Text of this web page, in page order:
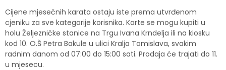
Cijene mjesečnih karata ostaju iste prema utvrđenom
cjeniku za sve kategorije korisnika. Karte se mogu kupiti u
holu Željezničke stanice na Trgu Ivana Krndelja ili na kiosku
kod 10. O.Š Petra Bakule u ulici Kralja Tomislava, svakim
radnim danom od 07:00 do 15:00 sati. Prodaja će trajati do 11.
u mjesecu.